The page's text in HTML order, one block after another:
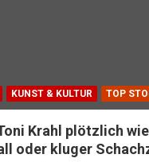
KUNST & KULTUR TOP
Krahl plötzlich
oder kluger